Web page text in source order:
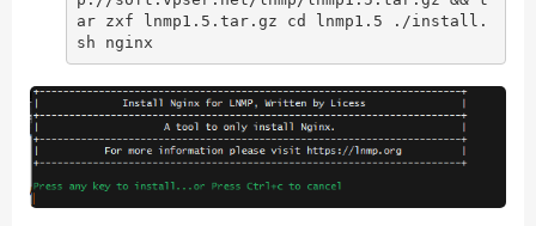
ar zxf lnmp1.5.tar.gz cd lnmp1.5 ./install.
sh nginx